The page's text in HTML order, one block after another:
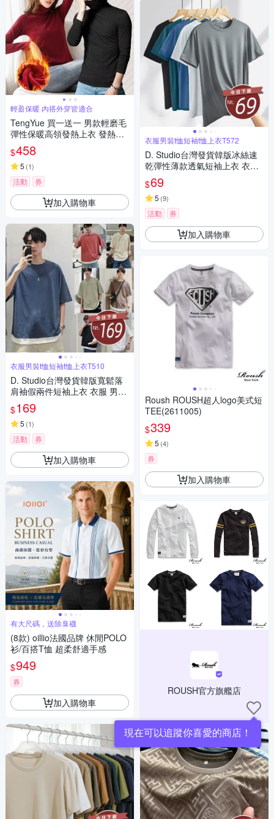
輕盈保暖 內搭外穿皆適合
TengYue 買一送一 男款輕磨毛
彈性保暖高領發熱上衣 發熱衣
保暖衣 內搭上衣 長袖上衣 4色
4尺寸
$458
5 (1)
活動 券
加入購物車
衣服男裝t恤短袖t恤上衣T510
D. Studio台灣發貨韓版寬鬆落
肩袖假兩件短袖上衣 衣服 男
裝 t恤 短袖t恤 上衣T510
$169
5 (1)
活動 券
加入購物車
有大尺碼，送除臭襪
(8款) oillio法國品牌 休閒POLO
衫/百搭T恤 超柔舒適手感
$949
券
加入購物車
衣服男裝t恤短袖t恤上衣T572
D. Studio台灣發貨韓版冰絲速
乾彈性薄款透氣短袖上衣 衣
服 男裝 t恤 短袖t恤 上衣T572
$69
5 (9)
活動 券
加入購物車
Roush ROUSH超人logo美式短
TEE(2611005)
$339
5 (4)
券
加入購物車
ROUSH官方旗艦店
現在可以追蹤你喜愛的商店！